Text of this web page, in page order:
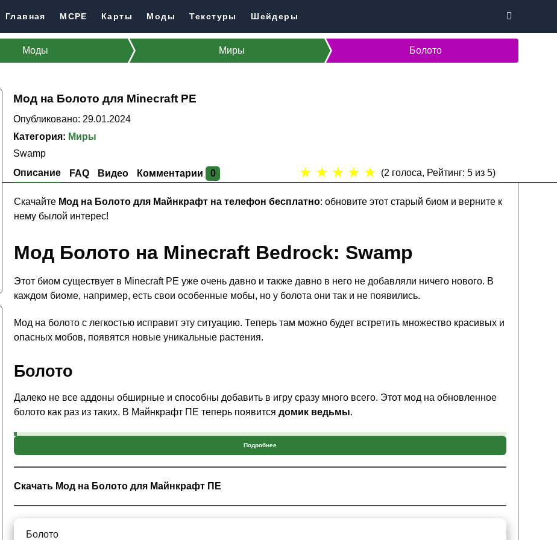
Главная MCPE Карты Моды Текстуры Шейдеры
Моды Миры Болото
Мод на Болото для Minecraft PE
Опубликовано: 29.01.2024
Категория: Миры
Swamp
Описание
FAQ Видео Комментарии 0 ★ ★ ★ ★ ★ (2 голоса, Рейтинг: 5из 5)
Скачайте Мод на Болото для Майнкрафт на телефон бесплатно: обновите этот старый биом и верните к
нему былой интерес!
Мод Болото на Minecraft Bedrock: Swamp
Этот биом существует в Minecraft PE уже очень давно и также давно в него не добавляли ничего нового. В
каждом биоме, например, есть свои особенные мобы, но у болота они так и не появились.
Мод на болото с легкостью исправит эту ситуацию. Теперь там можно будет встретить множество красивых и
опасных мобов, появятся новые уникальные растения.
Болото
Далеко не все аддоны обширные и способны добавить в игру сразу много всего. Этот мод на обновленное
болото как раз из таких. В Майнкрафт ПЕ теперь появитсядомик ведьмы.
Также в этом биоме появятся лишьдва новых существа
Minecraft PEдва новых дереваи, собственно говоря, все.
Подробнее
Скачать Мод на Болото для Майнкрафт ПЕ
Болото